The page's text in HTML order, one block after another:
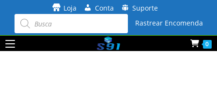
conteúdo
Loja Conta Suporte
Pesquisar
produtos Rastrear Encomenda
0